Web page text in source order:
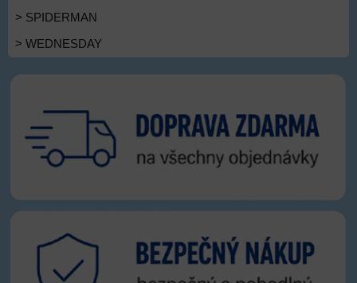
> SPIDERMAN
> WEDNESDAY